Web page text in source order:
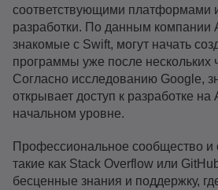
соответствующими платформами
разработки. По данным компании
знакомые с Swift, могут начать
программы уже после нескольких
Согласно исследованию Google,
открывает доступ к разработке на
начальном уровне.
Профессиональное сообщество и
такие как Stack Overflow или
бесценные знания и поддержку,